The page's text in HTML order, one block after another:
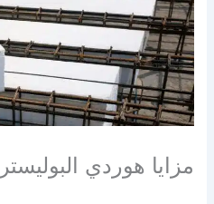
مزايا هوردي